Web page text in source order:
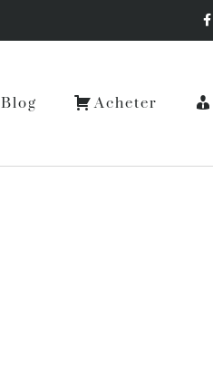
Blog Acheter